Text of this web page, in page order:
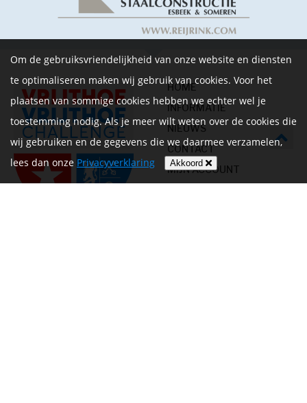
HOME
INFORMATIE
NIEUWS
CONTACT
MIJN ACCOUNT
Om de gebruiksvriendelijkheid van onze website en diensten
te optimaliseren maken wij gebruik van cookies. Voor het
plaatsen van sommige cookies hebben we echter wel je
toestemming nodig. Als je meer wilt weten over de cookies die
wij gebruiken en de gegevens die we daarmee verzamelen,
lees dan onze Privacyverklaring Akkoord